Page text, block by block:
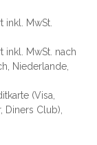
inkl. MwSt.
inkl. MwSt. nach
Niederlande,
(Visa,
Diners Club),